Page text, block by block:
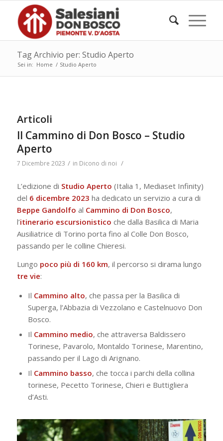
Tag Archivio per: Studio Aperto
Sei in: Home / Studio Aperto
Articoli
Il Cammino di Don Bosco – Studio
Aperto
7 Dicembre 2023 / in Dicono di noi /
L’edizione di Studio Aperto (Italia 1, Mediaset Infinity)
del 6 dicembre 2023 ha dedicato un servizio a cura di
Beppe Gandolfo al Cammino di Don Bosco,
l’itinerario escursionistico che dalla Basilica di Maria
Ausiliatrice di Torino porta fino al Colle Don Bosco,
passando per le colline Chieresi.
Lungo poco più di 160 km, il percorso si dirama lungo
tre vie:
Il Cammino alto, che passa per la Basilica di
Superga, l’Abbazia di Vezzolano e Castelnuovo Don
Bosco.
Il Cammino medio, che attraversa Baldissero
Torinese, Pavarolo, Montaldo Torinese, Marentino,
passando per il Lago di Arignano.
Il Cammino basso, che tocca i parchi della collina
torinese, Pecetto Torinese, Chieri e Buttigliera
d’Asti.